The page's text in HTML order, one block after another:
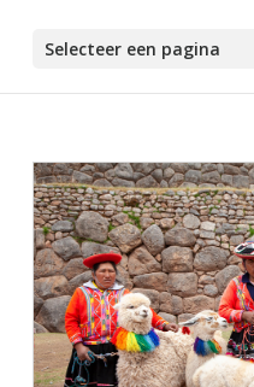
Selecteer een pagina